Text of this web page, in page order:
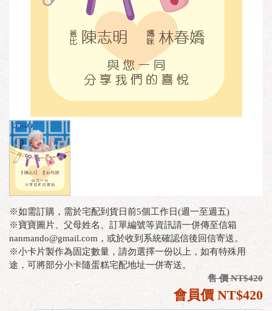
※如需訂購，需於宅配到貨日前5個工作日(週一至週五)
※寶寶圖片、父母姓名、訂單編號等資訊請一併傳至信箱
nanmando@gmail.com，或於收到系統確認信後回信寄送。
※小卡片製作為固定數量，請勿選擇一份以上，如有特殊用
途，可將部分小卡隨蛋糕宅配地址一併寄送。
售 價 NT$420
會員價 NT$420